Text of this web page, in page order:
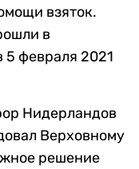
взяток.
в
февраля 2021
Нидерландов
Верховному
решение